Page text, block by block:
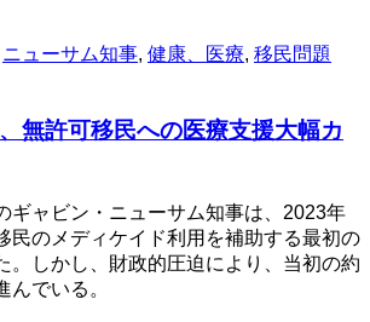
ニューサム知事, 健康、医療, 移民問題
無許可移民への医療支援大幅カ
ギャビン・ニューサム知事は、2023年
民のメディケイド利用を補助する最初の
。しかし、財政的圧迫により、当初の約
んでいる。